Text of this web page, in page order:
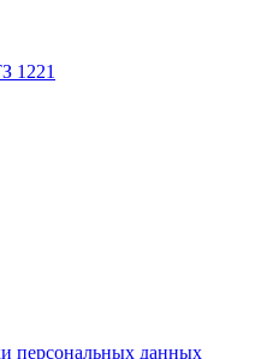
1221
персональных данных